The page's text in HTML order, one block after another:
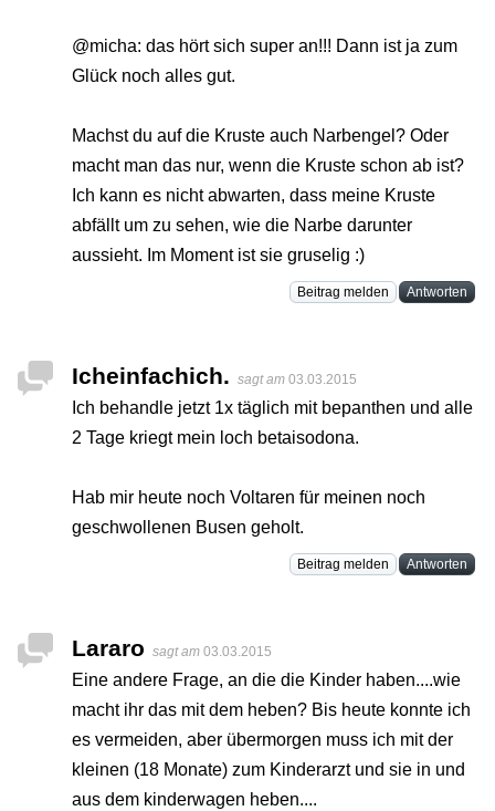
@micha: das hört sich super an!!! Dann ist ja zum
Glück noch alles gut.
Machst du auf die Kruste auch Narbengel? Oder
macht man das nur, wenn die Kruste schon ab ist?
Ich kann es nicht abwarten, dass meine Kruste
abfällt um zu sehen, wie die Narbe darunter
aussieht. Im Moment ist sie gruselig :)
Beitrag melden Antworten
Icheinfachich. sagt am 03.03.2015
Ich behandle jetzt 1x täglich mit bepanthen und alle
2 Tage kriegt mein loch betaisodona.
Hab mir heute noch Voltaren für meinen noch
geschwollenen Busen geholt.
Beitrag melden Antworten
Lararo sagt am 03.03.2015
Eine andere Frage, an die die Kinder haben....wie
macht ihr das mit dem heben? Bis heute konnte ich
es vermeiden, aber übermorgen muss ich mit der
kleinen (18 Monate) zum Kinderarzt und sie in und
aus dem kinderwagen heben....